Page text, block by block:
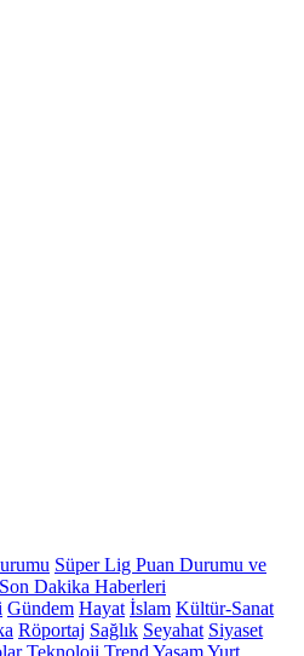
Süper Lig Puan Durumu ve
Son Dakika Haberleri
Gündem Hayat İslam Kültür-Sanat
Röportaj Sağlık Seyahat Siyaset
Teknoloji Trend YaşamYurt